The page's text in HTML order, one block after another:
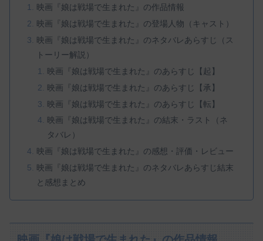
映画『娘は戦場で生まれた』の作品情報
映画『娘は戦場で生まれた』の登場人物（キャスト）
映画『娘は戦場で生まれた』のネタバレあらすじ（ス
トーリー解説）
映画『娘は戦場で生まれた』のあらすじ【起】
映画『娘は戦場で生まれた』のあらすじ【承】
映画『娘は戦場で生まれた』のあらすじ【転】
映画『娘は戦場で生まれた』の結末・ラスト（ネ
タバレ）
映画『娘は戦場で生まれた』の感想・評価・レビュー
映画『娘は戦場で生まれた』のネタバレあらすじ結末
と感想まとめ